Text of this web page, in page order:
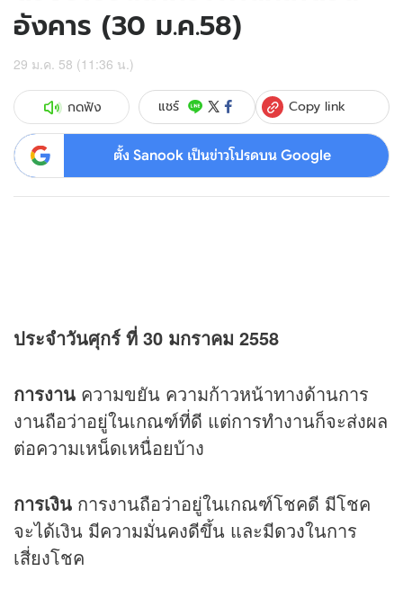
อังคาร (30 ม.ค.58)
29 ม.ค. 58 (11:36 น.)
กดฟัง แชร์ Copy link
ตั้ง Sanook เป็นข่าวโปรดบน Google
ประจำวันศุกร์ ที่ 30 มกราคม 2558
การงาน ความขยัน ความก้าวหน้าทางด้านการ
งานถือว่าอยู่ในเกณฑ์ที่ดี แต่การทำงานก็จะส่งผล
ต่อความเหน็ดเหนื่อยบ้าง
การเงิน การงานถือว่าอยู่ในเกณฑ์โชคดี มีโชค
จะได้เงิน มีความมั่นคงดีขึ้น และมีดวงในการ
เสี่ยงโชค